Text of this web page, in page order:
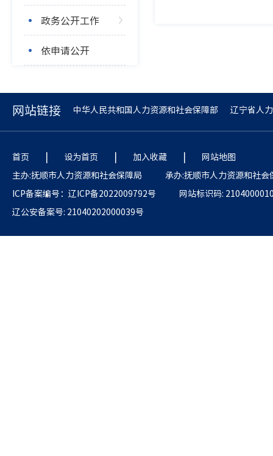
政务公开工作
依申请公开
网站链接 中华人民共和国人力资源和社会保障部 辽宁省人
首页 | 设为首页 | 加入收藏 |
网站地图
主办:抚顺市人力资源和社会保障局
承办:抚顺市人力资源和社会
ICP备案编号：辽ICP备2022009792号
网站标识码:
辽公安备案号: 21040202000039号